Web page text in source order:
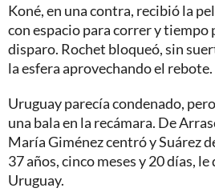
Koné, en una contra, recibió la
con espacio para correr y tiempo
disparo. Rochet bloqueó, sin
la esfera aprovechando el rebote.
Uruguay parecía condenado,
una bala en la recámara. De
María Giménez centró y Suárez
37 años, cinco meses y 20 días,
Uruguay.